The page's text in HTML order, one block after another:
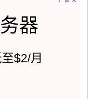
器
$2/月